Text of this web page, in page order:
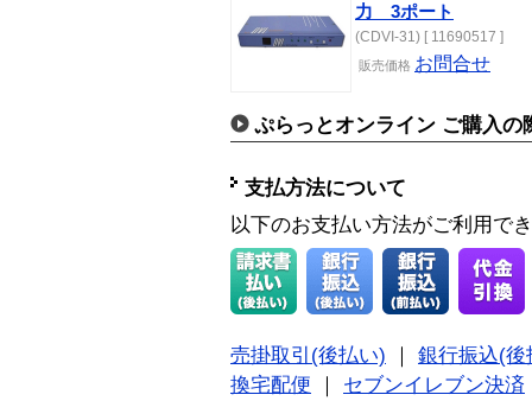
力 3ポート
(CDVI-31) [ 11690517 ]
販売価格 お問合せ
ぷらっとオンライン ご購入の
支払方法について
以下のお支払い方法がご利用で
売掛取引(後払い)
銀行振込(後
換宅配便
セブンイレブン決済